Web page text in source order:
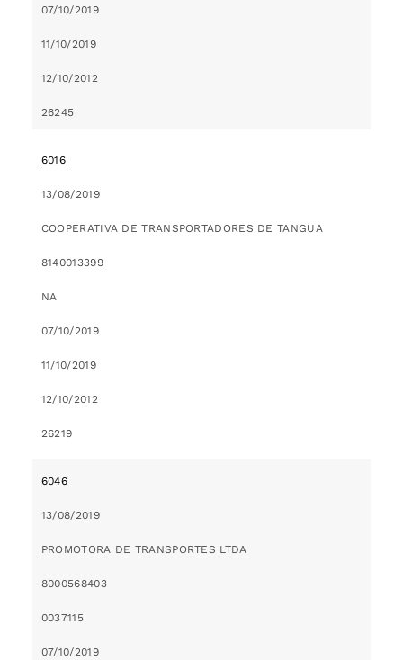
07/10/2019
11/10/2019
12/10/2012
26245
6016
13/08/2019
COOPERATIVA DE TRANSPORTADORES DE TANGUA
8140013399
NA
07/10/2019
11/10/2019
12/10/2012
26219
6046
13/08/2019
PROMOTORA DE TRANSPORTES LTDA
8000568403
0037115
07/10/2019